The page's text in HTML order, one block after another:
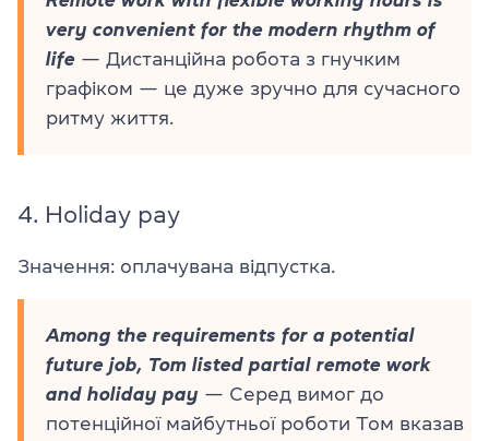
very convenient for the modern rhythm of
life — Дистанційна робота з гнучким
графіком — це дуже зручно для сучасного
ритму життя.
4. Holiday pay
Значення: оплачувана відпустка.
Among the requirements for a potential
future job, Tom listed partial remote work
and holiday pay — Серед вимог до
потенційної майбутньої роботи Том вказав